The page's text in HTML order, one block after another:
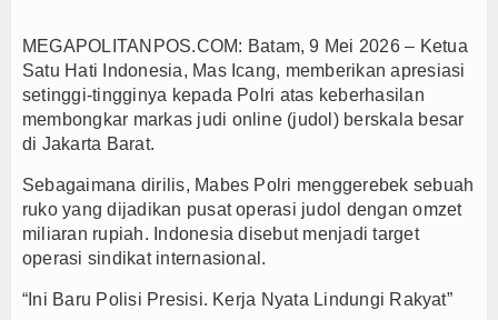
MEGAPOLITANPOS.COM: Batam, 9 Mei 2026 – Ketua
Satu Hati Indonesia, Mas Icang, memberikan apresiasi
setinggi-tingginya kepada Polri atas keberhasilan
membongkar markas judi online (judol) berskala besar
di Jakarta Barat.
Sebagaimana dirilis, Mabes Polri menggerebek sebuah
ruko yang dijadikan pusat operasi judol dengan omzet
miliaran rupiah. Indonesia disebut menjadi target
operasi sindikat internasional.
“Ini Baru Polisi Presisi. Kerja Nyata Lindungi Rakyat”